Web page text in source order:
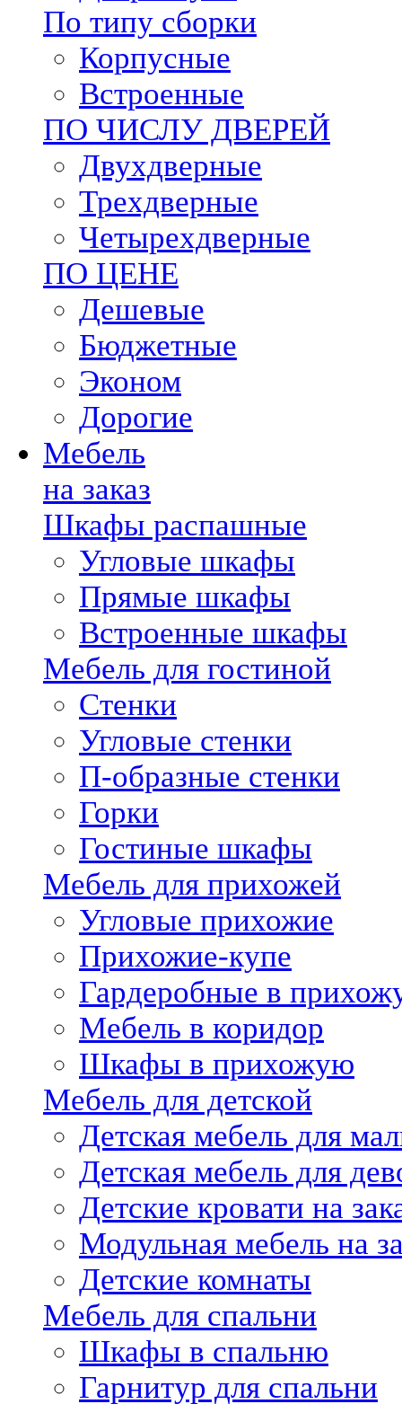
По типу сборки
Корпусные
Встроенные
ПО ЧИСЛУ ДВЕРЕЙ
Двухдверные
Трехдверные
Четырехдверные
ПО ЦЕНЕ
Дешевые
Бюджетные
Эконом
Дорогие
Мебель
на заказ
Шкафы распашные
Угловые шкафы
Прямые шкафы
Встроенные шкафы
Мебель для гостиной
Стенки
Угловые стенки
П-образные стенки
Горки
Гостиные шкафы
Мебель для прихожей
Угловые прихожие
Прихожие-купе
Гардеробные в
Мебель в коридор
Шкафы в прихожую
Мебель для детской
Детская мебель для
Детская мебель для
Детские кровати на
Модульная мебель на
Детские комнаты
Мебель для спальни
Шкафы в спальню
Гарнитур для спальни